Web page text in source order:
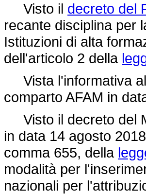
Visto il decreto del
recante disciplina per
Istituzioni di alta
dell'articolo 2 della
Vista l'informativa
comparto AFAM in
Visto il decreto del
in data 14 agosto
comma 655, della
modalità per
nazionali per